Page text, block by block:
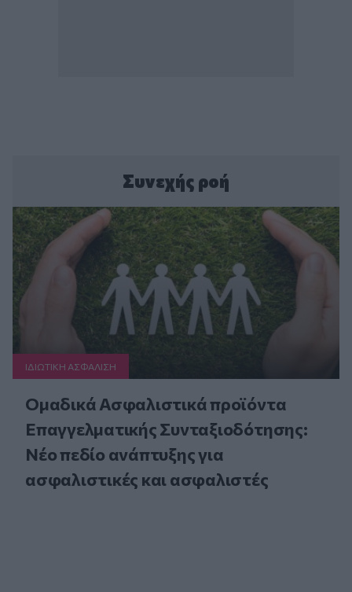
Συνεχής ροή
ΙΔΙΩΤΙΚΗ ΑΣΦAΛΙΣΗ
Ομαδικά Ασφαλιστικά προϊόντα
Επαγγελματικής Συνταξιοδότησης:
Νέο πεδίο ανάπτυξης για
ασφαλιστικές και ασφαλιστές